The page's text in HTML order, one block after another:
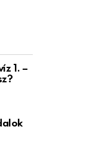
1. –